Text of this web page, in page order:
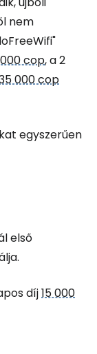
nem
000 cop, a 2
000 cop
egyszerűen
első
díj15 000